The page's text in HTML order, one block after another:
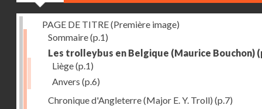
PAGE DE TITRE (Première image)
Sommaire(p.1)
Les trolleybus en Belgique (Maurice Bouchon)
Liège(p.1)
Anvers (p.6)
Chronique d'Angleterre (Major E. Y. Troll) (p.7)